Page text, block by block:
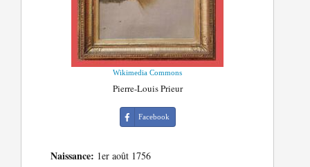
Wikimedia Commons
Pierre-Louis Prieur
Facebook
Naissance: 1er août 1756